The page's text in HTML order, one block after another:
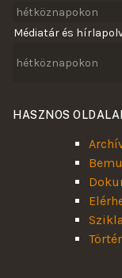
hétköznapokon
Médiatár és
hétköznapokon
HASZNOS